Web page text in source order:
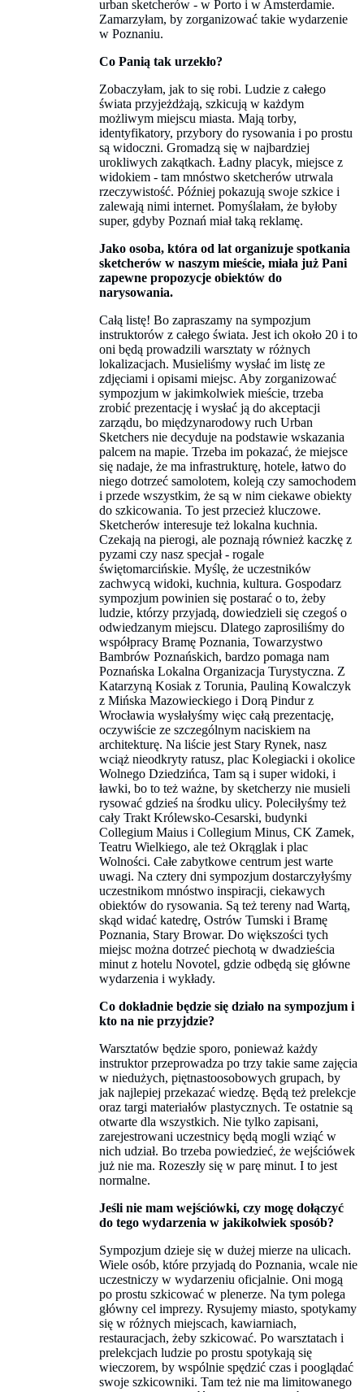
urban sketcherów - w Porto i w Amsterdamie.
Zamarzyłam, by zorganizować takie wydarzenie
w Poznaniu.
Co Panią tak urzekło?
Zobaczyłam, jak to się robi. Ludzie z całego
świata przyjeżdżają, szkicują w każdym
możliwym miejscu miasta. Mają torby,
identyfikatory, przybory do rysowania i po prostu
są widoczni. Gromadzą się w najbardziej
urokliwych zakątkach. Ładny placyk, miejsce z
widokiem - tam mnóstwo sketcherów utrwala
rzeczywistość. Później pokazują swoje szkice i
zalewają nimi internet. Pomyślałam, że byłoby
super, gdyby Poznań miał taką reklamę.
Jako osoba, która od lat organizuje spotkania
sketcherów w naszym mieście, miała już Pani
zapewne propozycje obiektów do
narysowania.
Całą listę! Bo zapraszamy na sympozjum
instruktorów z całego świata. Jest ich około 20 i to
oni będą prowadzili warsztaty w różnych
lokalizacjach. Musieliśmy wysłać im listę ze
zdjęciami i opisami miejsc. Aby zorganizować
sympozjum w jakimkolwiek mieście, trzeba
zrobić prezentację i wysłać ją do akceptacji
zarządu, bo międzynarodowy ruch Urban
Sketchers nie decyduje na podstawie wskazania
palcem na mapie. Trzeba im pokazać, że miejsce
się nadaje, że ma infrastrukturę, hotele, łatwo do
niego dotrzeć samolotem, koleją czy samochodem
i przede wszystkim, że są w nim ciekawe obiekty
do szkicowania. To jest przecież kluczowe.
Sketcherów interesuje też lokalna kuchnia.
Czekają na pierogi, ale poznają również kaczkę z
pyzami czy nasz specjał - rogale
świętomarcińskie. Myślę, że uczestników
zachwycą widoki, kuchnia, kultura. Gospodarz
sympozjum powinien się postarać o to, żeby
ludzie, którzy przyjadą, dowiedzieli się czegoś o
odwiedzanym miejscu. Dlatego zaprosiliśmy do
współpracy Bramę Poznania, Towarzystwo
Bambrów Poznańskich, bardzo pomaga nam
Poznańska Lokalna Organizacja Turystyczna. Z
Katarzyną Kosiak z Torunia, Pauliną Kowalczyk
z Mińska Mazowieckiego i Dorą Pindur z
Wrocławia wysłałyśmy więc całą prezentację,
oczywiście ze szczególnym naciskiem na
architekturę. Na liście jest Stary Rynek, nasz
wciąż nieodkryty ratusz, plac Kolegiacki i okolice
Wolnego Dziedzińca, Tam są i super widoki, i
ławki, bo to też ważne, by sketcherzy nie musieli
rysować gdzieś na środku ulicy. Poleciłyśmy też
cały Trakt Królewsko-Cesarski, budynki
Collegium Maius i Collegium Minus, CK Zamek,
Teatru Wielkiego, ale też Okrąglak i plac
Wolności. Całe zabytkowe centrum jest warte
uwagi. Na cztery dni sympozjum dostarczyłyśmy
uczestnikom mnóstwo inspiracji, ciekawych
obiektów do rysowania. Są też tereny nad Wartą,
skąd widać katedrę, Ostrów Tumski i Bramę
Poznania, Stary Browar. Do większości tych
miejsc można dotrzeć piechotą w dwadzieścia
minut z hotelu Novotel, gdzie odbędą się główne
wydarzenia i wykłady.
Co dokładnie będzie się działo na sympozjum i
kto na nie przyjdzie?
Warsztatów będzie sporo, ponieważ każdy
instruktor przeprowadza po trzy takie same zajęcia
w niedużych, piętnastoosobowych grupach, by
jak najlepiej przekazać wiedzę. Będą też prelekcje
oraz targi materiałów plastycznych. Te ostatnie są
otwarte dla wszystkich. Nie tylko zapisani,
zarejestrowani uczestnicy będą mogli wziąć w
nich udział. Bo trzeba powiedzieć, że wejściówek
już nie ma. Rozeszły się w parę minut. I to jest
normalne.
Jeśli nie mam wejściówki, czy mogę dołączyć
do tego wydarzenia w jakikolwiek sposób?
Sympozjum dzieje się w dużej mierze na ulicach.
Wiele osób, które przyjadą do Poznania, wcale nie
uczestniczy w wydarzeniu oficjalnie. Oni mogą
po prostu szkicować w plenerze. Na tym polega
główny cel imprezy. Rysujemy miasto, spotykamy
się w różnych miejscach, kawiarniach,
restauracjach, żeby szkicować. Po warsztatach i
prelekcjach ludzie po prostu spotykają się
wieczorem, by wspólnie spędzić czas i pooglądać
swoje szkicowniki. Tam też nie ma limitowanego